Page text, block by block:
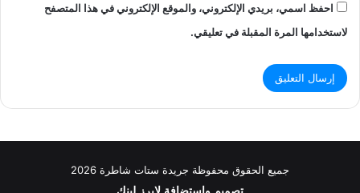
احفظ اسمي، بريدي الإلكتروني، والموقع الإلكتروني في هذا المتصفح
لاستخدامها المرة المقبلة في تعليقي.
جميع الحقوق محفوظة جريدة ستات شاطرة 2026